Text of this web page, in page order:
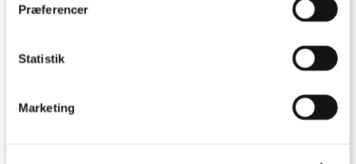
Præferencer
Statistik
Marketing
BURRITOS MED KYLLING